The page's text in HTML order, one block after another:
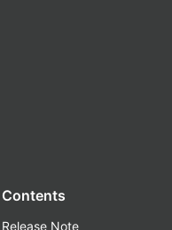
Contents
Release Note